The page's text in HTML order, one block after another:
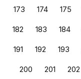
173 174 175
182 183 184
191 192 193
200 201 202